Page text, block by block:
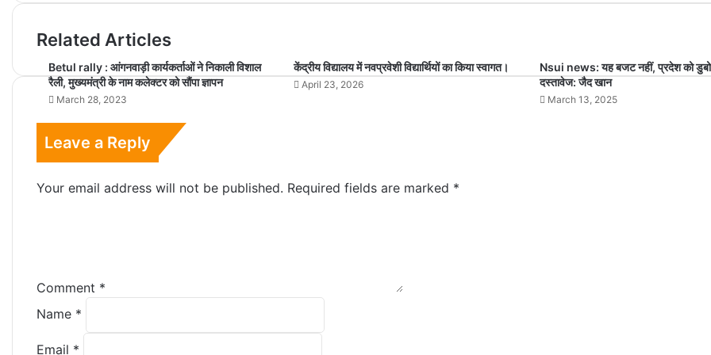
Related Articles
Betul rally : आंगनवाड़ी कार्यकर्ताओं ने निकाली विशाल
रैली, मुख्यमंत्री के नाम कलेक्टर को सौंपा ज्ञापन
March 28, 2023
केंद्रीय विद्यालय में नवप्रवेशी विद्यार्थियों का किया स्वागत।
April 23, 2026
Nsui news: यह बजट नहीं, प्रदेश को
दस्तावेज: जैद खान
March 13, 2025
Leave a Reply
Your email address will not be published. Required fields are marked *
Comment *
Name *
Email *